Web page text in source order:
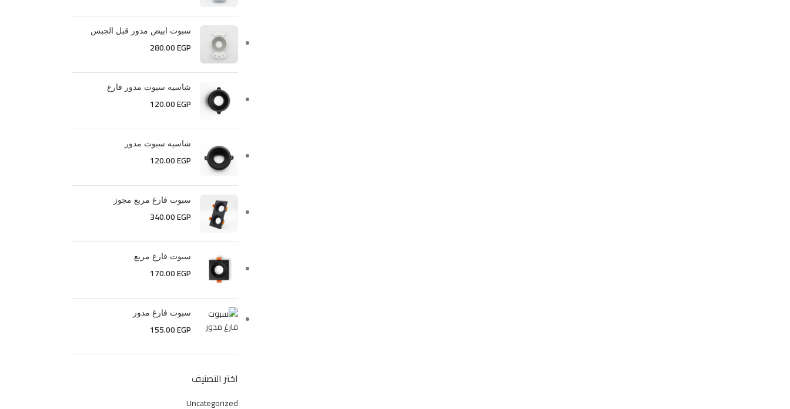
سبوت ابيض مدور قبل الجبس
280.00EGP
شاسيه سبوت مدور فارغ
120.00EGP
شاسيه سبوت مدور
120.00EGP
سبوت فارغ مربع مجوز
340.00EGP
سبوت فارغ مربع
170.00EGP
سبوت فارغ مدور
155.00EGP
اختر التصنيف
Uncategorized